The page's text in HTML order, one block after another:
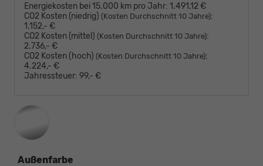
Energiekosten bei 15.000 km pro Jahr: 1.491,12 €
CO2 Kosten (niedrig) (Kosten Durchschnitt 10 Jahre):
1.152,- €
CO2 Kosten (mittel) (Kosten Durchschnitt 10 Jahre):
2.736,- €
CO2 Kosten (hoch) (Kosten Durchschnitt 10 Jahre):
4.224,- €
Jahressteuer: 99,- €
Außenfarbe